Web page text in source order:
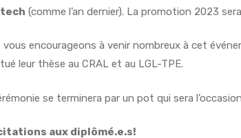
(comme l’an dernier). La promotion 2023
vous encourageons à venir nombreux à cet
leur thèse au CRAL et au LGL-TPE.
se terminera par un pot qui sera
aux diplômé.e.s!